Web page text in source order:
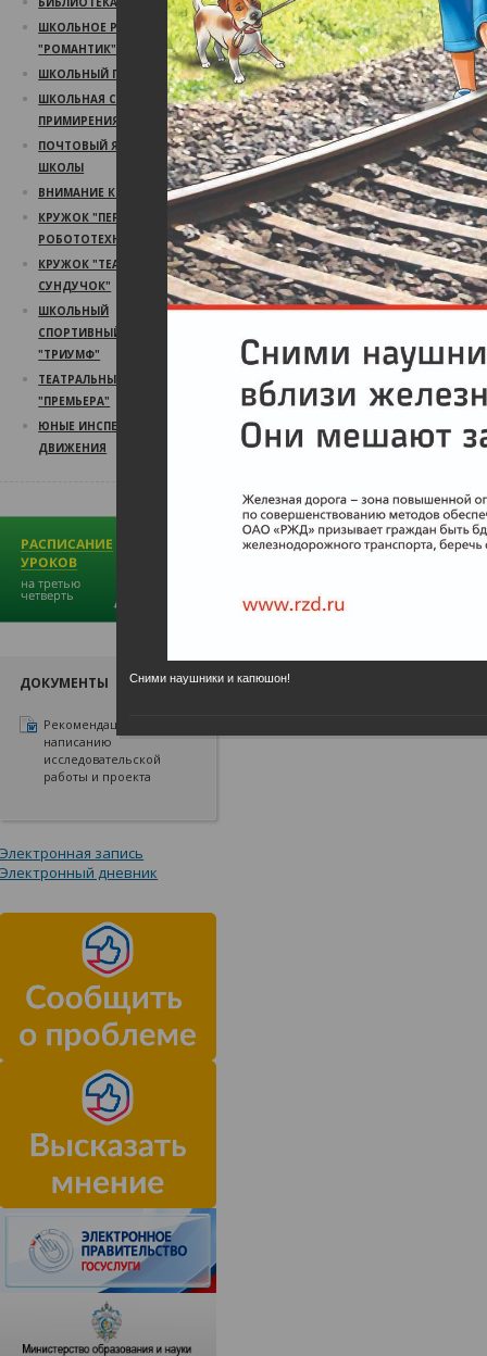
ШКОЛЬНОЕ РАДИО
"РОМАНТИК"
ШКОЛЬНЫЙ ПСИХОЛОГ
ШКОЛЬНАЯ СЛУЖБА
ПРИМИРЕНИЯ
ПОЧТОВЫЙ ЯЩИК
ШКОЛЫ
ВНИМАНИЕ КОНКУРС!
КРУЖОК "ПЕРВЫЙ ШАГ В
РОБОТОТЕХНИКУ"
КРУЖОК "ТЕАТРАЛЬНЫЙ
СУНДУЧОК"
ШКОЛЬНЫЙ
СПОРТИВНЫЙ КЛУБ
"ТРИУМФ"
ТЕАТРАЛЬНЫЙ КРУЖОК
"ПРЕМЬЕРА"
ЮНЫЕ ИНСПЕКТОРА
ДВИЖЕНИЯ
ДОКУМЕНТЫ
Рекомендации по
написанию
исследовательской
работы и проекта
Электронная запись
Электронный дневник
Сними наушники и капюшон!